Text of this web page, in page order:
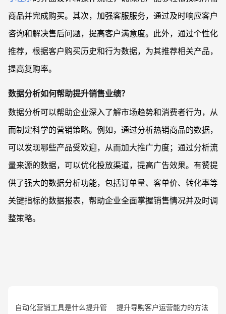
商品并完成购买。其次，加强客服服务，通过及时响应客户
咨询和解决售后问题，提高客户满意度。此外，通过个性化
推荐，根据客户购买历史和行为数据，为其推荐相关产品，
提高复购率。
数据分析如何帮助提升销售业绩？
数据分析可以帮助企业深入了解市场趋势和消费者行为，从
而制定科学的营销策略。例如，通过分析热销商品的数据，
可以发现哪些产品受欢迎，从而加大推广力度；通过分析流
量来源的数据，可以优化投放渠道，提高广告效果。有赞提
供了强大的数据分析功能，包括订单量、客单价、转化率等
关键指标的数据报表，帮助企业全面掌握销售情况并及时调
整策略。
自动化营销工具是什么提升管
提升导购客户运营能力的方法